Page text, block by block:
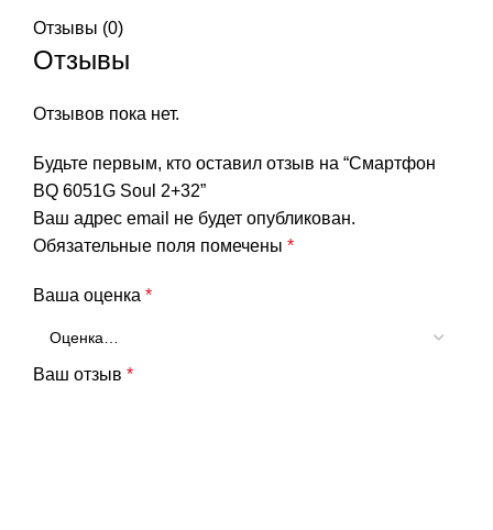
Отзывы (0)
Отзывы
Отзывов пока нет.
Будьте первым, кто оставил отзыв на “Смартфон
BQ 6051G Soul 2+32”
Ваш адрес email не будет опубликован.
Обязательные поля помечены *
Ваша оценка *
Ваш отзыв *